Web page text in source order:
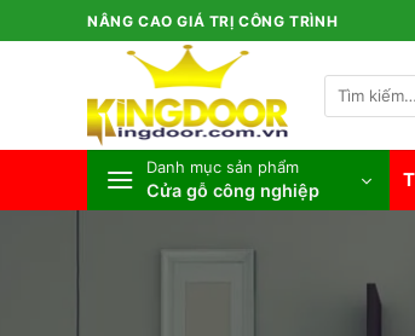
qua
NÂNG CAO GIÁ TRỊ CÔNG TRÌNH
Tìm
kiếm:
Danh mục sản phẩm
Cửa gỗ công nghiệp